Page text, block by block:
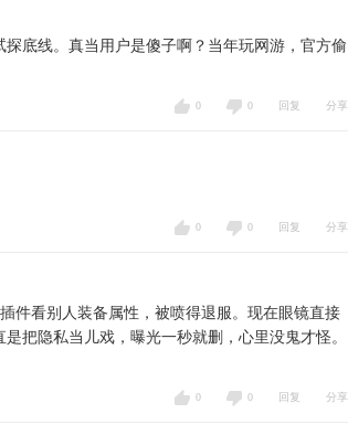
底线。真当用户是傻子啊？当年玩网游，官方偷
0 0 回复 分享
0 0 回复 分享
件看别人装备属性，被喷得退服。现在眼镜直接
把隐私当儿戏，曝光一秒就删，心里没鬼才怪。
0 0 回复 分享